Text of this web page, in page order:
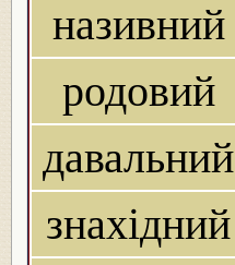
називний
родовий
давальний
знахідний